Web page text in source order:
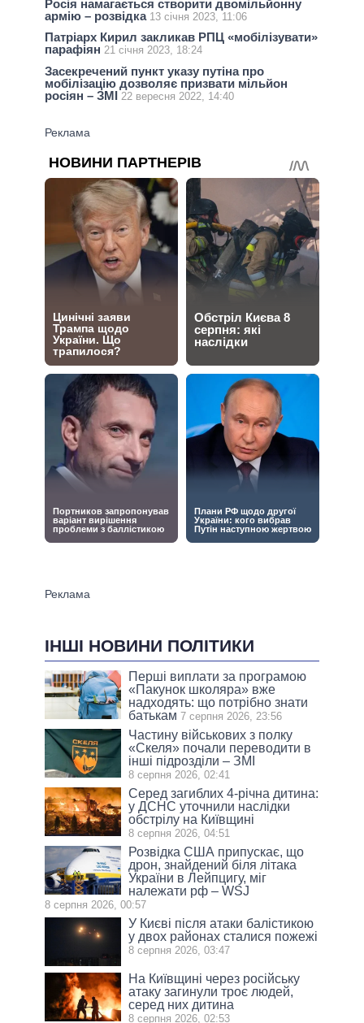
Росія намагається створити двомільйонну
армію – розвідка 13 січня 2023, 11:06
Патріарх Кирил закликав РПЦ «мобілізувати»
парафіян 21 січня 2023, 18:24
Засекречений пункт указу путіна про
мобілізацію дозволяє призвати мільйон
росіян – ЗМІ 22 вересня 2022, 14:40
ІНШІ НОВИНИ ПОЛІТИКИ
Перші виплати за програмою
«Пакунок школяра» вже
надходять: що потрібно знати
батькам 7 серпня 2026, 23:56
Частину військових з полку
«Скеля» почали переводити в
інші підрозділи – ЗМІ
8 серпня 2026, 02:41
Серед загиблих 4-річна дитина:
у ДСНС уточнили наслідки
обстрілу на Київщині
8 серпня 2026, 04:51
Розвідка США припускає, що
дрон, знайдений біля літака
України в Лейпцигу, міг
належати рф – WSJ
8 серпня 2026, 00:57
У Києві після атаки балістикою
у двох районах сталися пожежі
8 серпня 2026, 03:47
На Київщині через російську
атаку загинули троє людей,
серед них дитина
8 серпня 2026, 02:53